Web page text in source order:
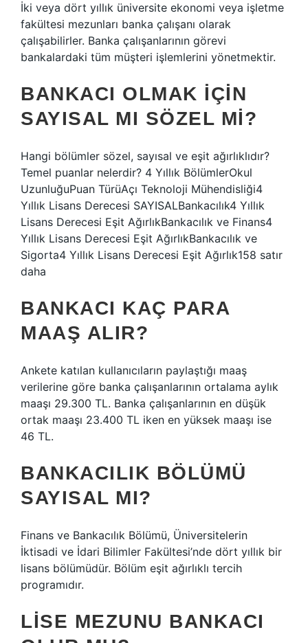
İki veya dört yıllık üniversite ekonomi veya işletme
fakültesi mezunları banka çalışanı olarak
çalışabilirler. Banka çalışanlarının görevi
bankalardaki tüm müşteri işlemlerini yönetmektir.
BANKACI OLMAK IÇIN
SAYISAL MI SÖZEL MI?
Hangi bölümler sözel, sayısal ve eşit ağırlıklıdır?
Temel puanlar nelerdir? 4 Yıllık BölümlerOkul
UzunluğuPuan TürüAçı Teknoloji Mühendisliği4
Yıllık Lisans Derecesi SAYISALBankacılık4 Yıllık
Lisans Derecesi Eşit AğırlıkBankacılık ve Finans4
Yıllık Lisans Derecesi Eşit AğırlıkBankacılık ve
Sigorta4 Yıllık Lisans Derecesi Eşit Ağırlık158 satır
daha
BANKACI KAÇ PARA
MAAŞ ALIR?
Ankete katılan kullanıcıların paylaştığı maaş
verilerine göre banka çalışanlarının ortalama aylık
maaşı 29.300 TL. Banka çalışanlarının en düşük
ortak maaşı 23.400 TL iken en yüksek maaşı ise
46 TL.
BANKACILIK BÖLÜMÜ
SAYISAL MI?
Finans ve Bankacılık Bölümü, Üniversitelerin
İktisadi ve İdari Bilimler Fakültesi’nde dört yıllık bir
lisans bölümüdür. Bölüm eşit ağırlıklı tercih
programıdır.
LISE MEZUNU BANKACI